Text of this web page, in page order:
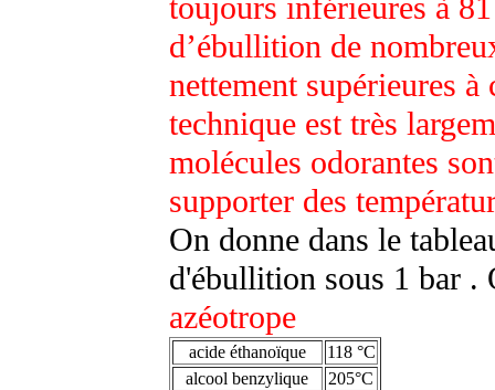
toujours inférieures à
d’ébullition de
nettement supérieures
technique est très
molécules odorantes
supporter des
On donne dans le
d'ébullition sous 1 bar .
azéotrope
acide éthanoïque
118 °C
alcool benzylique
205°C